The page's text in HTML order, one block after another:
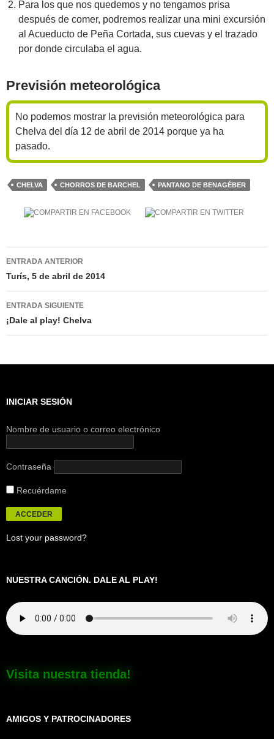
Para los que nos quedemos y no tengamos prisa
después de comer, podremos realizar una mini excursión
al Acueducto de Peña Cortada, sus cuevas y el trazado
por donde circulaba el agua.
Previsión meteorológica
No podemos mostrar la previsión meteorológica para
Chelva del día 12 de abril de 2014 porque ya ha
pasado.
CHELVA CHORROS DE BARCHEL PANTANO DE BENAGÉBER
Navegación
de
entradas
ENTRADA ANTERIOR
Turís, 5 de abril de 2014
ENTRADA SIGUIENTE
¡Dale al play! Chelva
INICIAR SESIÓN
Nombre de usuario o correo electrónico
Contraseña
Recuérdame
Lost your password?
NUESTRA CANCIÓN. DALE AL PLAY!
Visita nuestra tienda!
AMIGOS Y PATROCINADORES